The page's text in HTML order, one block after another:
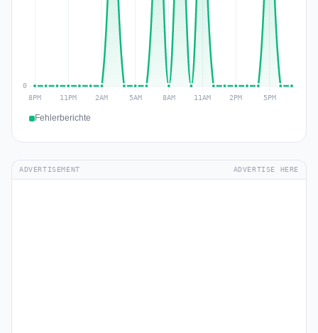
Fehlerberichte
ADVERTISEMENT ADVERTISE HERE